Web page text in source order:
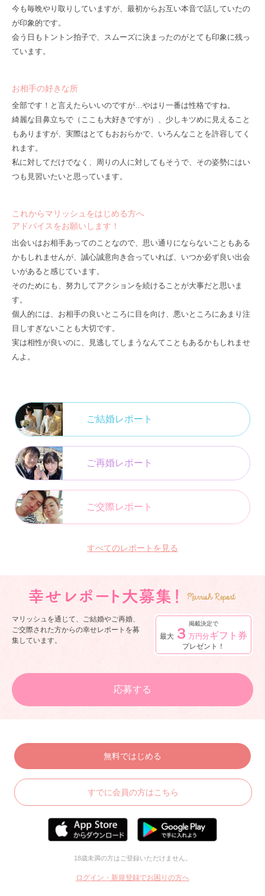
今も毎晩やり取りしていますが、最初からお互い本音で話していたの
が印象的です。
会う日もトントン拍子で、スムーズに決まったのがとても印象に残っ
ています。
お相手の好きな所
全部です！と言えたらいいのですが…やはり一番は性格ですね。
綺麗な目鼻立ちで（ここも大好きですが）、少しキツめに見えること
もありますが、実際はとてもおおらかで、いろんなことを許容してく
れます。
私に対してだけでなく、周りの人に対してもそうで、その姿勢にはい
つも見習いたいと思っています。
これからマリッシュをはじめる方へ
アドバイスをお願いします！
出会いはお相手あってのことなので、思い通りにならないこともある
かもしれませんが、誠心誠意向き合っていれば、いつか必ず良い出会
いがあると感じています。
そのためにも、努力してアクションを続けることが大事だと思いま
す。
個人的には、お相手の良いところに目を向け、悪いところにあまり注
目しすぎないことも大切です。
実は相性が良いのに、見逃してしまうなんてこともあるかもしれませ
んよ。
ご結婚レポート
ご再婚レポート
ご交際レポート
すべてのレポートを見る
マリッシュを通じて、ご結婚やご再婚、
ご交際された方からの幸せレポートを募
集しています。
掲載決定で
最大 ３ 万円分ギフト券
プレゼント！
応募する
無料ではじめる
すでに会員の方はこちら
18歳未満の方はご登録いただけません。
ログイン・新規登録でお困りの方へ